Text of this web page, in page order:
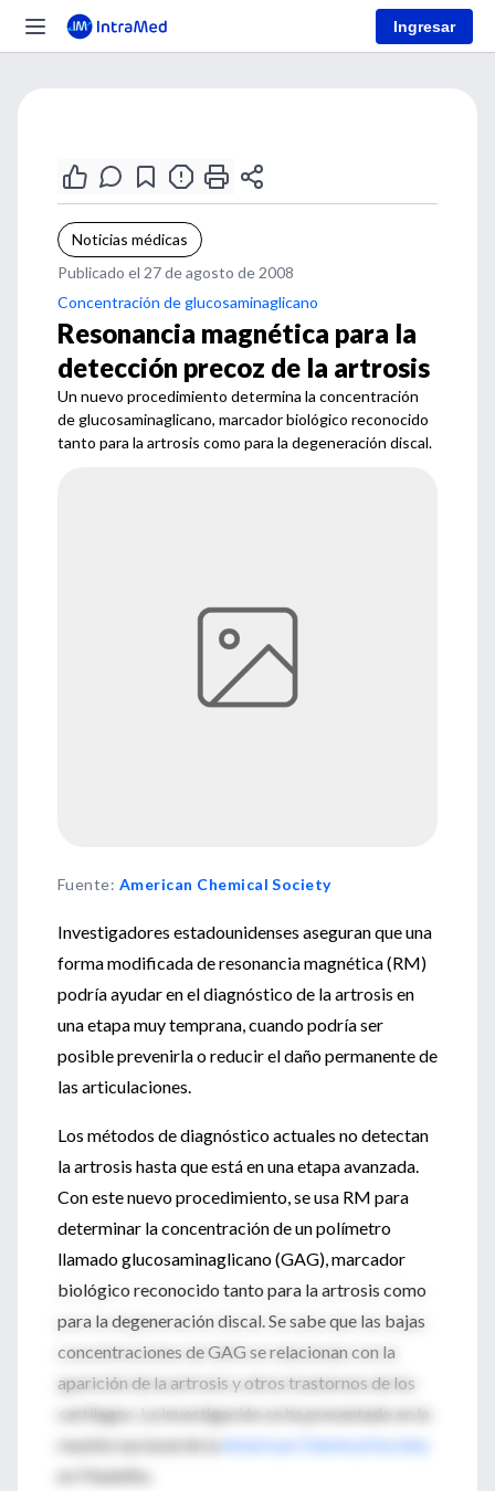
Ingresar
Noticias médicas
Publicado el 27 de agosto de 2008
Concentración de glucosaminaglicano
Resonancia magnética para la
detección precoz de la artrosis
Un nuevo procedimiento determina la concentración
de glucosaminaglicano, marcador biológico reconocido
tanto para la artrosis como para la degeneración discal.
Fuente: American Chemical Society
Investigadores estadounidenses aseguran que una
forma modificada de resonancia magnética (RM)
podría ayudar en el diagnóstico de la artrosis en
una etapa muy temprana, cuando podría ser
posible prevenirla o reducir el daño permanente de
las articulaciones.
Los métodos de diagnóstico actuales no detectan
la artrosis hasta que está en una etapa avanzada.
Con este nuevo procedimiento, se usa RM para
determinar la concentración de un polímetro
llamado glucosaminaglicano (GAG), marcador
biológico reconocido tanto para la artrosis como
para la degeneración discal. Se sabe que las bajas
concentraciones de GAG se relacionan con la
aparición de la artrosis y otros trastornos de los
cartílagos. La investigación se ha presentado en la
reunión nacional de laAmerican Chemical Society
en Filadelfia.